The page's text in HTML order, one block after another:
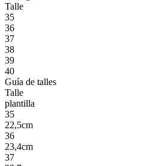
Talle
35
36
37
38
39
40
Guía de talles
Talle
plantilla
35
22,5cm
36
23,4cm
37